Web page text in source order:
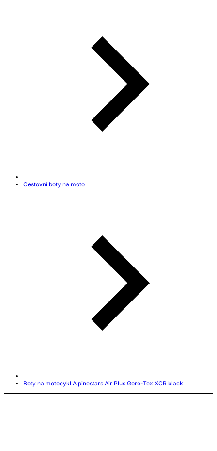
Cestovní boty na moto
Boty na motocykl Alpinestars Air Plus Gore-Tex XCR black